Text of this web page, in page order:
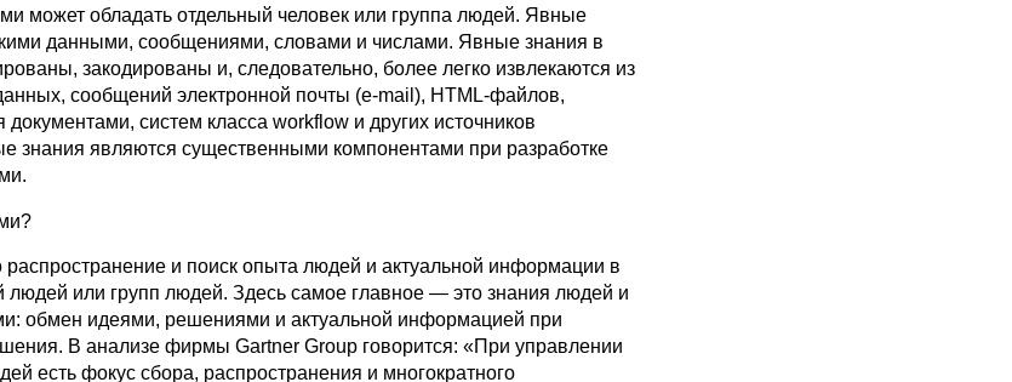
может обладать отдельный человек или группа людей. Явные
данными, сообщениями, словами и числами. Явные знания в
закодированы и, следовательно, более легко извлекаются из
сообщений электронной почты (e-mail), HTML-файлов,
систем класса workflow и других источников
являются существенными компонентами при разработке
и поиск опыта людей и актуальной информации в
людей или групп людей. Здесь самое главное — это знания людей и
обмен идеями, решениями и актуальной информацией при
В анализе фирмы Gartner Group говорится: «При управлении
есть фокус сбора, распространения и многократного